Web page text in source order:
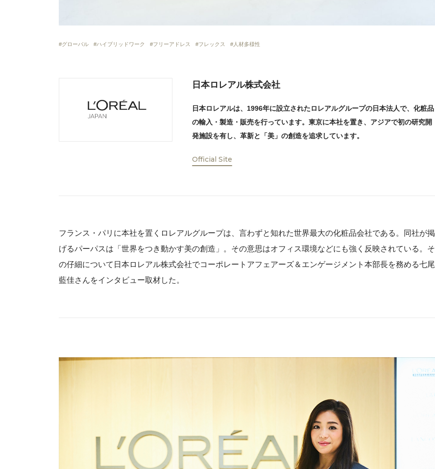
グローバル ハイブリッドワーク フリーアドレス フレックス 人材多様性
日本ロレアル株式会社
日本ロレアルは、1996年に設立されたロレアルグループの日本法人で、化粧品
の輸入・製造・販売を行っています。東京に本社を置き、アジアで初の研究開
発施設を有し、革新と「美」の創造を追求しています。
Official Site
フランス・パリに本社を置くロレアルグループは、言わずと知れた世界最大の化粧品会社である。同社が掲
げるパーパスは「世界をつき動かす美の創造」。その意思はオフィス環境などにも強く反映されている。そ
の仔細について日本ロレアル株式会社でコーポレートアフェアーズ＆エンゲージメント本部長を務める七尾
藍佳さんをインタビュー取材した。